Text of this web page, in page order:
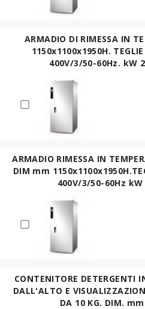
ARMADIO DI RIMESSA IN
1150x1100x1950H.
400V/3/50-60Hz. kW
ARMADIO RIMESSA IN
DIM mm
400V/3/50-60Hz kW
CONTENITORE DETERGENTI
DALL'ALTO E
DA 10 KG. DIM.